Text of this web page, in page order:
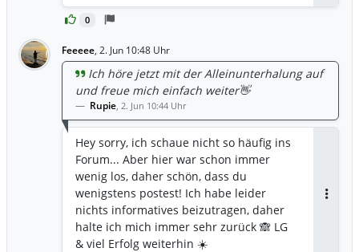
0
Feeeee, 2. Jun 10:48 Uhr
Ich höre jetzt mit der Alleinunterhalung auf
und freue mich einfach weiter👋
Rupie, 2. Jun 10:44 Uhr
Hey sorry, ich schaue nicht so häufig ins
Forum... Aber hier war schon immer
wenig los, daher schön, dass du
wenigstens postest! Ich habe leider
nichts informatives beizutragen, daher
halte ich mich immer sehr zurück 🙈 LG
& viel Erfolg weiterhin ☀️